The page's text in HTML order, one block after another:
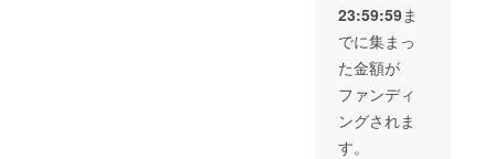
ナルス
テッ
カーご
提供 ※
白黒1枚
づつ ■
お礼の
メッ
でお知
らせく
ださ
い。 ■
上映前
のオー
プニン
らせく
ださ
い。 ■
上映前
のオー
プニン
グクレ
※ 主催
者より
感謝の
メッ
セージ
をお送
りいた
カーご
提供 ※
白黒1枚
づつ ■
お礼の
メッ
セージ
す。時
間は1分
から3分
以内程
度。 ■
公式
ホーム
映 ※
上映前
にCM広
告を放
送しま
す。 ■
公式
撮影で
１日程
度。 ※
チェッ
ク３回
程度。
その後
23:59:59ま
でに集まっ
た金額が
ファンディ
ングされま
す。